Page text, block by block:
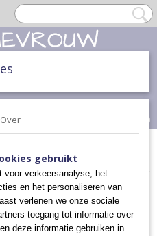
(0)
Over
gebruikt
voor verkeersanalyse, het
en het personaliseren van
verlenen we onze sociale
toegang tot informatie over
deze informatie gebruiken in